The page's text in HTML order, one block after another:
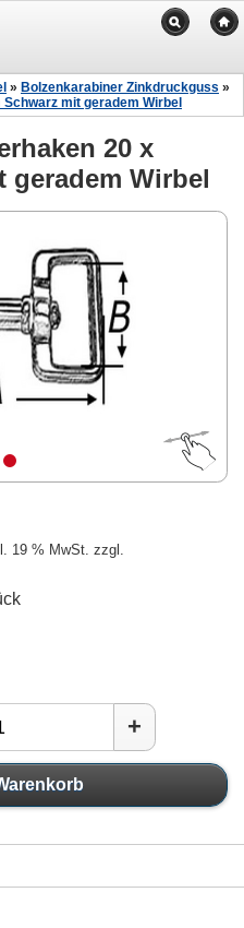
» Bolzenkarabiner Zinkdruckguss »
mit geradem Wirbel
20 x
geradem Wirbel
19 % MwSt. zzgl.
+